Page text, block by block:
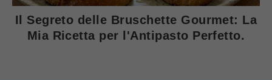
Il Segreto delle Bruschette Gourmet: La
Mia Ricetta per l'Antipasto Perfetto.